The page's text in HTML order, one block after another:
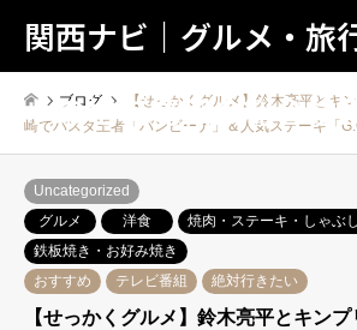
関西ナビ｜グルメ・旅
トの地域情報の総合検
ブログ
【せっかくグルメ】鈴木亮平とキ
崎でパスタ王者「バンビーナ」＆人気ステーキ「
Uncategorized
グルメ
洋食
焼肉・ステーキ・しゃぶ
鉄板焼き・お好み焼き
おすすめ
テレビ番組 絶対行きたい
【せっかくグルメ】鈴木亮平とキンプ